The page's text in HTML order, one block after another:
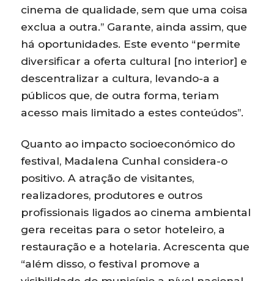
cinema de qualidade, sem que uma coisa
exclua a outra.” Garante, ainda assim, que
há oportunidades. Este evento “permite
diversificar a oferta cultural [no interior] e
descentralizar a cultura, levando-a a
públicos que, de outra forma, teriam
acesso mais limitado a estes conteúdos”.
Quanto ao impacto socioeconómico do
festival, Madalena Cunhal considera-o
positivo. A atração de visitantes,
realizadores, produtores e outros
profissionais ligados ao cinema ambiental
gera receitas para o setor hoteleiro, a
restauração e a hotelaria. Acrescenta que
“além disso, o festival promove a